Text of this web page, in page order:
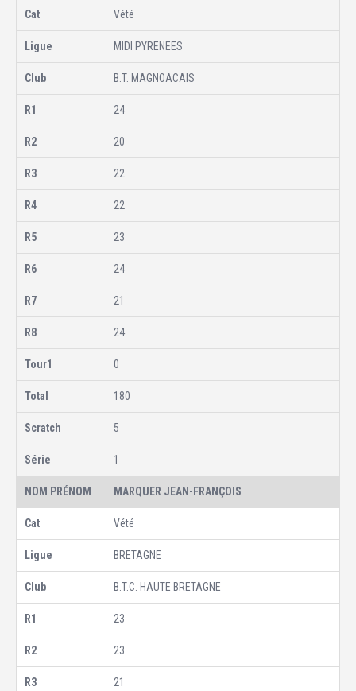
Vété
MIDI PYRENEES
B.T. MAGNOACAIS
24
20
22
22
23
24
21
24
0
180
5
1
MARQUER JEAN-FRANÇOIS
Vété
BRETAGNE
B.T.C. HAUTE BRETAGNE
23
23
21